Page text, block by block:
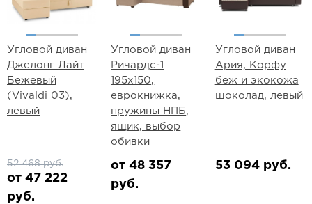
Угловой диван
Джелонг Лайт
Бежевый
(Vivaldi 03),
левый
52 468 руб.
от 47 222
руб.
Угловой диван
Ричардс-1
195х150,
еврокнижка,
пружины НПБ,
ящик, выбор
обивки
от 48 357
руб.
Угловой диван
Ария, Корфу
беж и экокожа
шоколад, левый
53 094 руб.